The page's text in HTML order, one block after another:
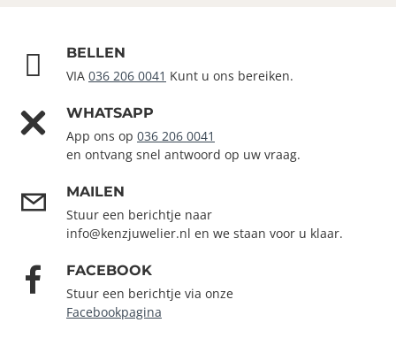
BELLEN
VIA 036 206 0041 Kunt u ons bereiken.
WHATSAPP
App ons op 036 206 0041
en ontvang snel antwoord op uw vraag.
MAILEN
Stuur een berichtje naar
info@kenzjuwelier.nl en we staan voor u klaar.
FACEBOOK
Stuur een berichtje via onze
Facebookpagina